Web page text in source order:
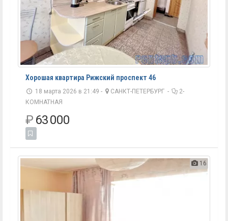
Хорошая квартира Рижский проспект 46
18 марта 2026 в 21:49 - САНКТ-ПЕТЕРБУРГ -
2-
КОМНАТНАЯ
₽ 63 000
16